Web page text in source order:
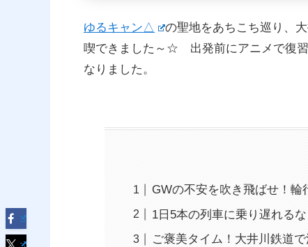
ゆるキャン△
の聖地をあちこち巡り、
喫できました～☆ 出発前にアニメで復習
なりました。
GWの不安を吹き飛ばせ！輪
1日5本の列車に乗り遅れる
ご褒美タイム！大井川鉄道